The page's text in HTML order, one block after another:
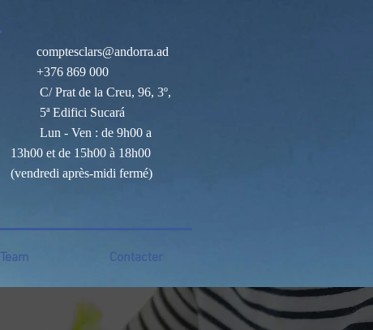
comptesclars@andorra.ad
+376 869 000
C/ Prat de la Creu, 96, 3º,
5ª Edifici Sucará
Lun - Ven : de 9h00 a
13h00 et de 15h00 à 18h00
(vendredi après-midi fermé)
Team Contacter